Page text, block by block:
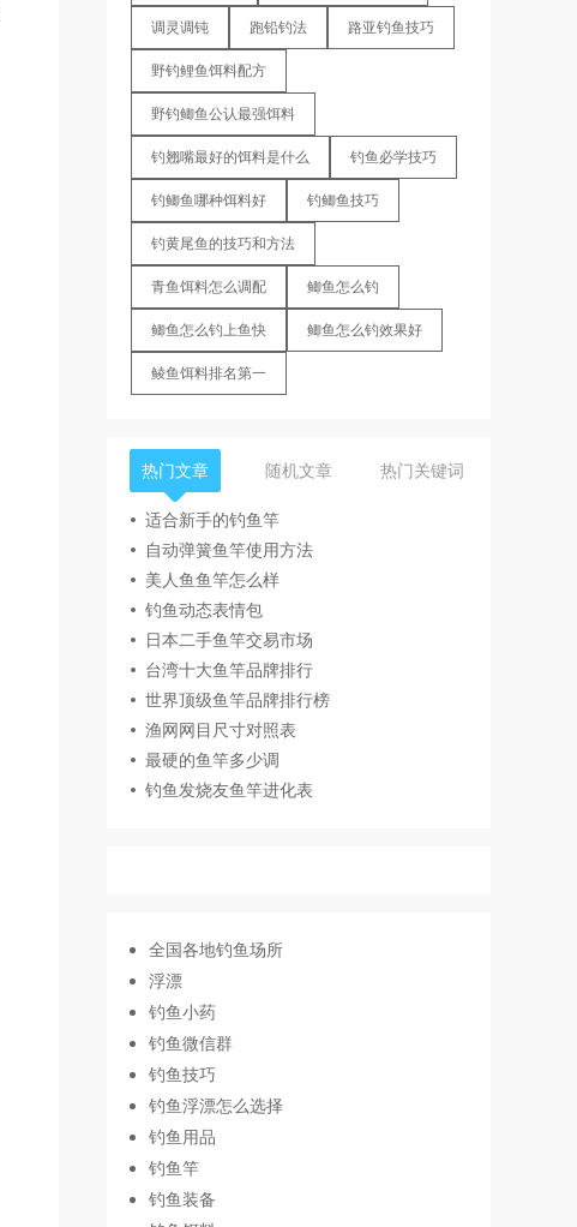
调灵调钝 跑铅钓法 路亚钓鱼技巧
野钓鲤鱼饵料配方
野钓鲫鱼公认最强饵料
钓翘嘴最好的饵料是什么 钓鱼必学技巧
钓鲫鱼哪种饵料好 钓鲫鱼技巧
钓黄尾鱼的技巧和方法
青鱼饵料怎么调配 鲫鱼怎么钓
鲫鱼怎么钓上鱼快 鲫鱼怎么钓效果好
鲮鱼饵料排名第一
热门文章 随机文章 热门关键词
适合新手的钓鱼竿
自动弹簧鱼竿使用方法
美人鱼鱼竿怎么样
钓鱼动态表情包
日本二手鱼竿交易市场
台湾十大鱼竿品牌排行
世界顶级鱼竿品牌排行榜
渔网网目尺寸对照表
最硬的鱼竿多少调
钓鱼发烧友鱼竿进化表
全国各地钓鱼场所
浮漂
钓鱼小药
钓鱼微信群
钓鱼技巧
钓鱼浮漂怎么选择
钓鱼用品
钓鱼竿
钓鱼装备